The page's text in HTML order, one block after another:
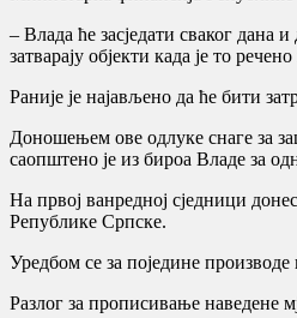
– Влада ће засједати сваког
затварају објекти када је то
Раније је најављено да ће бити
Доношењем ове одлуке снаге за
саопштено је из бироа Владе за
На првој ванредној сједници
Републике Српске.
Уредбом се за поједине
Разлог за прописивање наведене